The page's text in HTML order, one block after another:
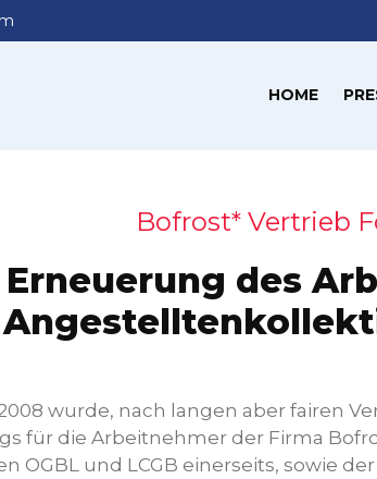
HOME
Bofrost* Vertrieb
Erneuerung des
2008 wurde, nach langen aber fairen
für die Arbeitnehmer der Firma
OGBL und LCGB einerseits, sowie